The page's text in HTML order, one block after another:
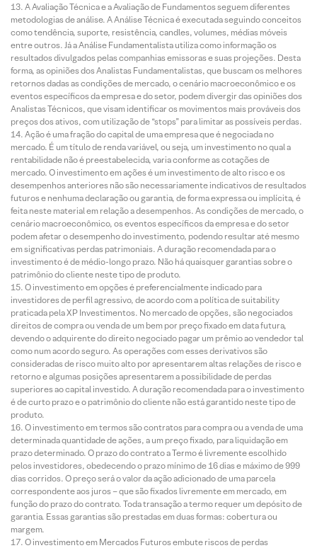
A Avaliação Técnica e a Avaliação de Fundamentos seguem diferentes
metodologias de análise. A Análise Técnica é executada seguindo conceitos
como tendência, suporte, resistência, candles, volumes, médias móveis
entre outros. Já a Análise Fundamentalista utiliza como informação os
resultados divulgados pelas companhias emissoras e suas projeções. Desta
forma, as opiniões dos Analistas Fundamentalistas, que buscam os melhores
retornos dadas as condições de mercado, o cenário macroeconômico e os
eventos específicos da empresa e do setor, podem divergir das opiniões dos
Analistas Técnicos, que visam identificar os movimentos mais prováveis dos
preços dos ativos, com utilização de “stops” para limitar as possíveis perdas.
Ação é uma fração do capital de uma empresa que é negociada no
mercado. É um título de renda variável, ou seja, um investimento no qual a
rentabilidade não é preestabelecida, varia conforme as cotações de
mercado. O investimento em ações é um investimento de alto risco e os
desempenhos anteriores não são necessariamente indicativos de resultados
futuros e nenhuma declaração ou garantia, de forma expressa ou implícita, é
feita neste material em relação a desempenhos. As condições de mercado, o
cenário macroeconômico, os eventos específicos da empresa e do setor
podem afetar o desempenho do investimento, podendo resultar até mesmo
em significativas perdas patrimoniais. A duração recomendada para o
investimento é de médio-longo prazo. Não há quaisquer garantias sobre o
patrimônio do cliente neste tipo de produto.
O investimento em opções é preferencialmente indicado para
investidores de perfil agressivo, de acordo com a política de suitability
praticada pela XP Investimentos. No mercado de opções, são negociados
direitos de compra ou venda de um bem por preço fixado em data futura,
devendo o adquirente do direito negociado pagar um prêmio ao vendedor tal
como num acordo seguro. As operações com esses derivativos são
consideradas de risco muito alto por apresentarem altas relações de risco e
retorno e algumas posições apresentarem a possibilidade de perdas
superiores ao capital investido. A duração recomendada para o investimento
é de curto prazo e o patrimônio do cliente não está garantido neste tipo de
produto.
O investimento em termos são contratos para compra ou a venda de uma
determinada quantidade de ações, a um preço fixado, para liquidação em
prazo determinado. O prazo do contrato a Termo é livremente escolhido
pelos investidores, obedecendo o prazo mínimo de 16 dias e máximo de 999
dias corridos. O preço será o valor da ação adicionado de uma parcela
correspondente aos juros – que são fixados livremente em mercado, em
função do prazo do contrato. Toda transação a termo requer um depósito de
garantia. Essas garantias são prestadas em duas formas: cobertura ou
margem.
O investimento em Mercados Futuros embute riscos de perdas